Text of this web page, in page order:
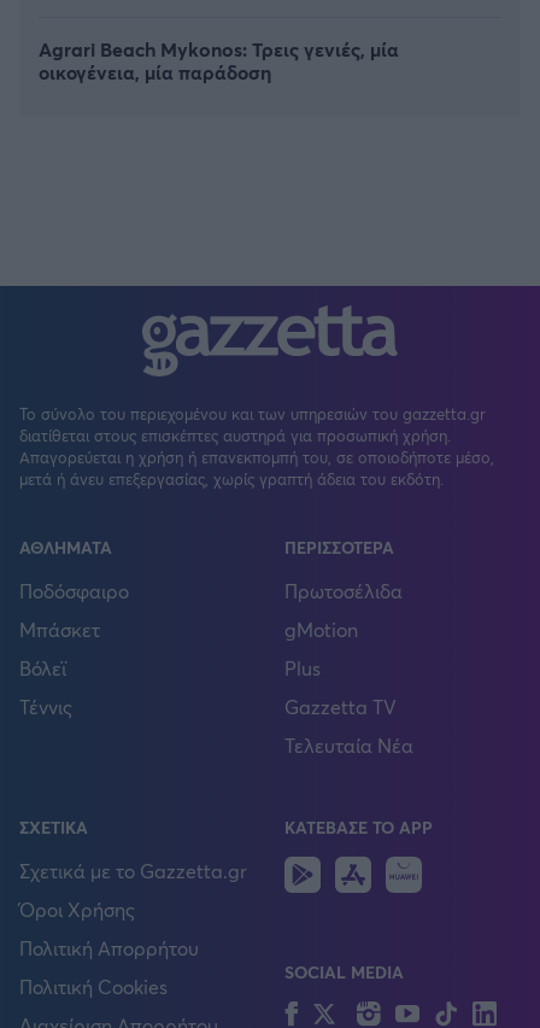
Agrari Beach Mykonos: Τρεις γενιές, μία
οικογένεια, μία παράδοση
Το σύνολο του περιεχομένου και των υπηρεσιών του gazzetta.gr
διατίθεται στους επισκέπτες αυστηρά για προσωπική χρήση.
Απαγορεύεται η χρήση ή επανεκπομπή του, σε οποιοδήποτε μέσο,
μετά ή άνευ επεξεργασίας, χωρίς γραπτή άδεια του εκδότη.
ΑΘΛΗΜΑΤΑ
Ποδόσφαιρο
Μπάσκετ
Βόλεϊ
Τέννις
ΠΕΡΙΣΣΟΤΕΡΑ
Πρωτοσέλιδα
gMotion
Plus
Gazzetta TV
Τελευταία Νέα
ΣΧΕΤΙΚΑ
Σχετικά με το Gazzetta.gr
Όροι Χρήσης
Πολιτική Απορρήτου
Πολιτική Cookies
ΚΑΤΕΒΑΣΕ ΤΟ APP
Android
IOS
SOCIAL MEDIA
FacebookTwitterInstagram
YouTubeTikTok